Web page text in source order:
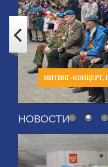
МИТИНГ-
НОВОСТИ